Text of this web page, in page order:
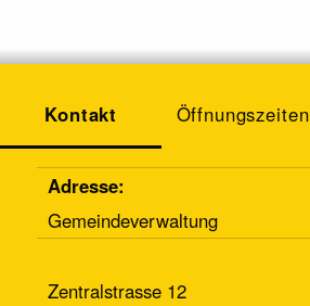
Kontakt Öffnungszeiten
Adresse:
Gemeindeverwaltung
Zentralstrasse 12